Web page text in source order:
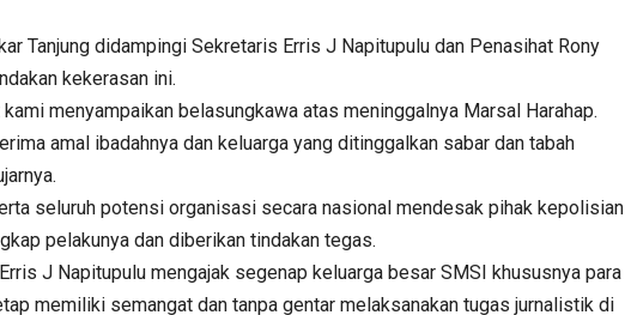
Tanjung didampingi Sekretaris Erris J Napitupulu dan Penasihat Rony
kekerasan ini.
kami menyampaikan belasungkawa atas meninggalnya Marsal Harahap.
amal ibadahnya dan keluarga yang ditinggalkan sabar dan tabah
seluruh potensi organisasi secara nasional mendesak pihak kepolisian
pelakunya dan diberikan tindakan tegas.
J Napitupulu mengajak segenap keluarga besar SMSI khususnya para
memiliki semangat dan tanpa gentar melaksanakan tugas jurnalistik di